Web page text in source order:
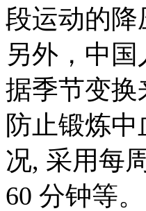
段运动的降
另外，中
据季节变换
防止锻炼
况, 采用每
60 分钟等。